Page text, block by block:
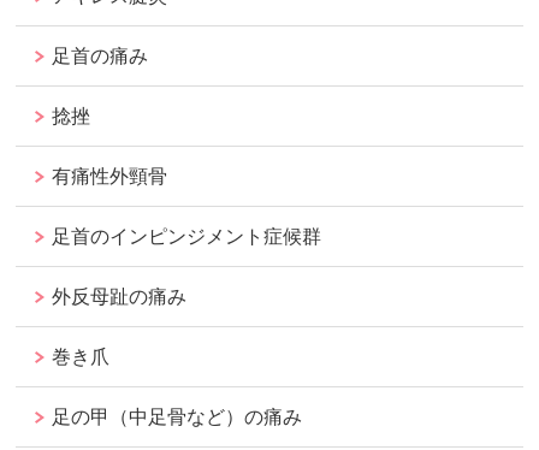
足首の痛み
捻挫
有痛性外頸骨
足首のインピンジメント症候群
外反母趾の痛み
巻き爪
足の甲（中足骨など）の痛み